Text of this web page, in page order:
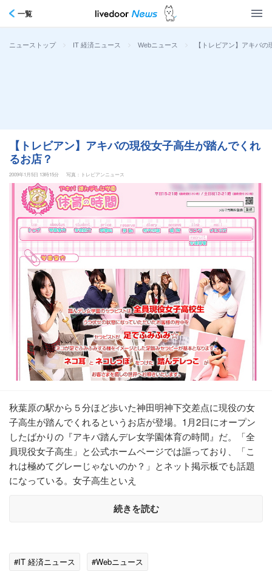
一覧
ニューストップ > IT 経済ニュース > Webニュース > 【トレビアン】アキバ
【トレビアン】アキバの現役女子高生が踏んでくれ
るお店？
2009年1月5日 13時15分 写真：トレビアンニュース
秋葉原の駅から５分ほど歩いた神田明神下交差点に現役の女
子高生が踏んでくれるというお店が登場。1月2日にオープン
したばかりの『アキバ踏んデレ女学園体育の時間』だ。「全
員現役女子高生」と公式ホームページでは謳っており、「こ
れは極めてグレーじゃないのか？」とネット掲示板でも話題
になっている。女子高生といえ
続きを読む
#IT 経済ニュース #Webニュース